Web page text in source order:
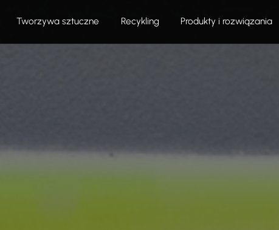
Tworzywa sztuczne Recykling Produkty i rozwiązania